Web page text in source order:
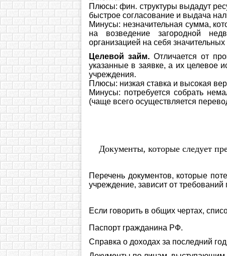
Плюсы: фин. структуры выдадут
быстрое согласование и выдача
Минусы: незначительная сумма,
на возведение загородной
организацией на себя значительных
Целевой займ. Отличается от
указанные в заявке, а их целевое
учреждения.
Плюсы: низкая ставка и высокая
Минусы: потребуется собрать
(чаще всего осуществляется
Документы, которые следует
Перечень документов, которые
учреждение, зависит от требований
Если говорить в общих чертах,
Паспорт гражданина РФ.
Справка о доходах за последний